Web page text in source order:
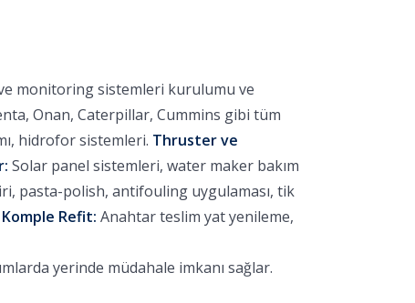
monitoring sistemleri kurulumu ve
Onan, Caterpillar, Cummins gibi tüm
hidrofor sistemleri. Thruster ve
Solar panel sistemleri, water maker bakım
pasta-polish, antifouling uygulaması, tik
Komple Refit: Anahtar teslim yat yenileme,
yerinde müdahale imkanı sağlar.